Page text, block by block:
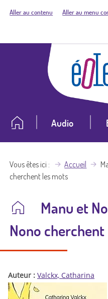
Aller au contenu Aller au menu
Audio
Vous êtes ici Accueil
cherchent les mots
Manu et
Nono
Auteur : Valckx, Catharina